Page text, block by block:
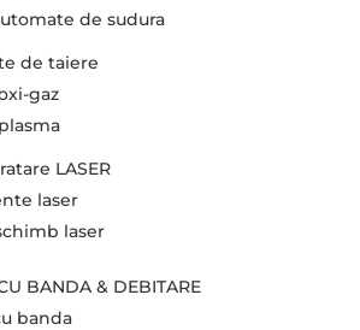
de sudura
de taiere
gaz
LASER
laser
laser
BANDA & DEBITARE
banda